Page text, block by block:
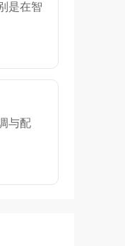
是在智
与配